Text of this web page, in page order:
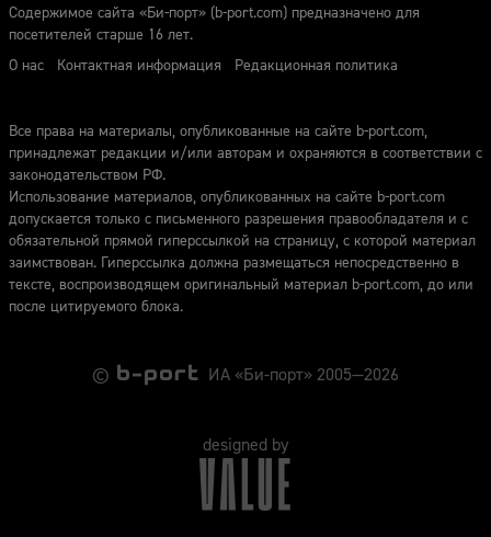
Содержимое сайта «Би-порт» (b-port.com) предназначено для
посетителей старше 16 лет.
О нас
Контактная информация Редакционная политика
Все права на материалы, опубликованные на сайте b-port.com,
принадлежат редакции и/или авторам и охраняются в соответствии с
законодательством РФ.
Использование материалов, опубликованных на сайте b-port.com
допускается только с письменного разрешения правообладателя и с
обязательной прямой гиперссылкой на страницу, с которой материал
заимствован. Гиперссылка должна размещаться непосредственно в
тексте, воспроизводящем оригинальный материал b-port.com, до или
после цитируемого блока.
© ИА «Би-порт» 2005—2026
designed by